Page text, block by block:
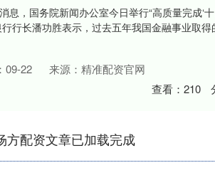
息，国务院新闻办公室今日举行“高质量完成‘
行长潘功胜表示，过去五年我国金融事业取
09-22
来源：精准配资官网
查看： 210
方配资文章已加载完成